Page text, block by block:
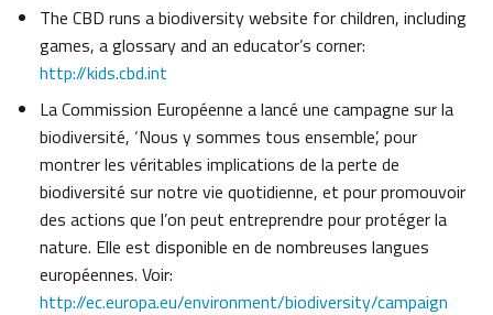
The CBD runs a biodiversity website for children, including
games, a glossary and an educator’s corner:
http://kids.cbd.int
La Commission Européenne a lancé une campagne sur la
biodiversité, ‘Nous y sommes tous ensemble’, pour
montrer les véritables implications de la perte de
biodiversité sur notre vie quotidienne, et pour promouvoir
des actions que l’on peut entreprendre pour protéger la
nature. Elle est disponible en de nombreuses langues
européennes. Voir:
http://ec.europa.eu/environment/biodiversity/campaign